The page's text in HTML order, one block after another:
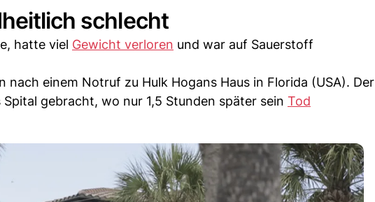
schlecht
hatte viel Gewicht verloren und war auf Sauerstoff
einem Notruf zu Hulk Hogans Haus in Florida (USA). Der
gebracht, wo nur 1,5 Stunden später sein Tod